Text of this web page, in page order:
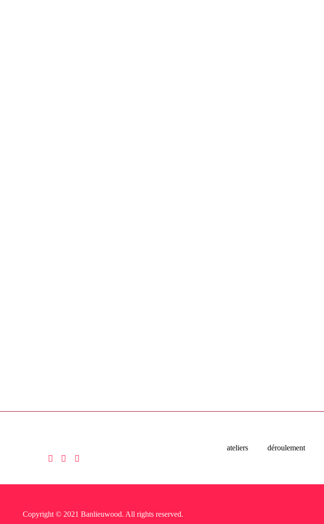
ateliers déroulement
Copyright © 2021 Banlieuwood. All rights reserved.